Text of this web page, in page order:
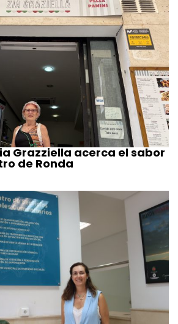
Grazziella acerca el sabor
de Ronda